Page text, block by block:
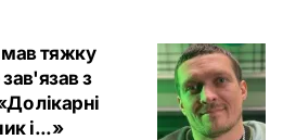
мав тяжку
з
лікарні
і...»